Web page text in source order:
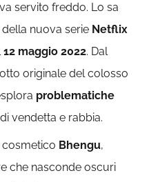
servito freddo. Lo sa
nuova serie Netflix
12 maggio 2022. Dal
originale del colosso
problematiche
vendetta e rabbia.
cosmetico Bhengu,
che nasconde oscuri